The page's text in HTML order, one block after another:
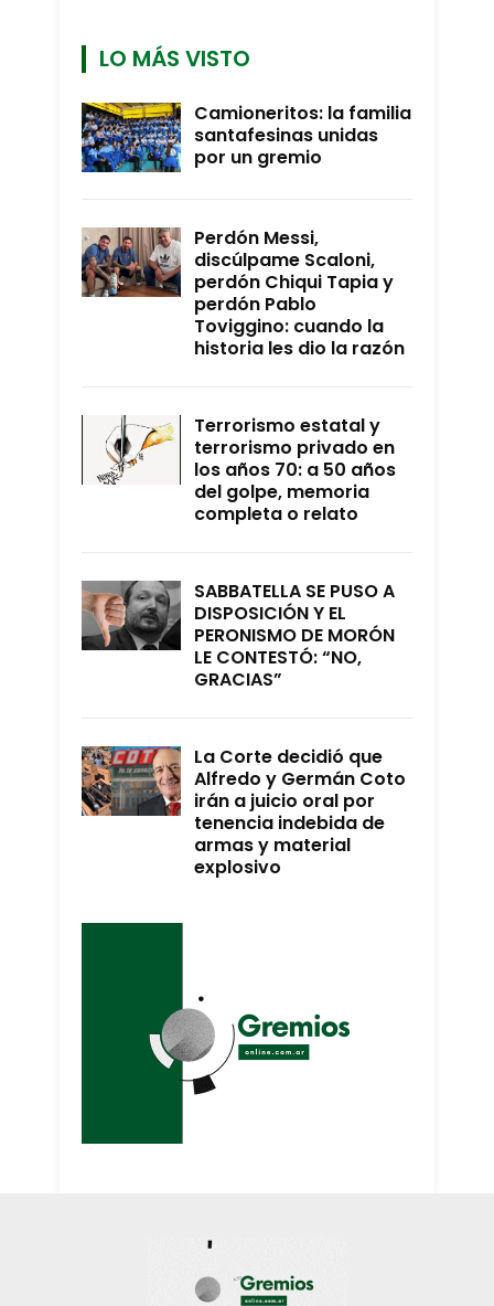
LO MÁS VISTO
Camioneritos: la familia
santafesinas unidas
por un gremio
Perdón Messi,
discúlpame Scaloni,
perdón Chiqui Tapia y
perdón Pablo
Toviggino: cuando la
historia les dio la razón
Terrorismo estatal y
terrorismo privado en
los años 70: a 50 años
del golpe, memoria
completa o relato
SABBATELLA SE PUSO A
DISPOSICIÓN Y EL
PERONISMO DE MORÓN
LE CONTESTÓ: “NO,
GRACIAS”
La Corte decidió que
Alfredo y Germán Coto
irán a juicio oral por
tenencia indebida de
armas y material
explosivo